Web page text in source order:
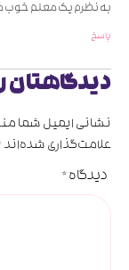
به نظرم یک معلم خوب
پاسخ
دیدگاهتان
نشانی ایمیل شما
علامت‌گذاری شده‌اند
دیدگاه*